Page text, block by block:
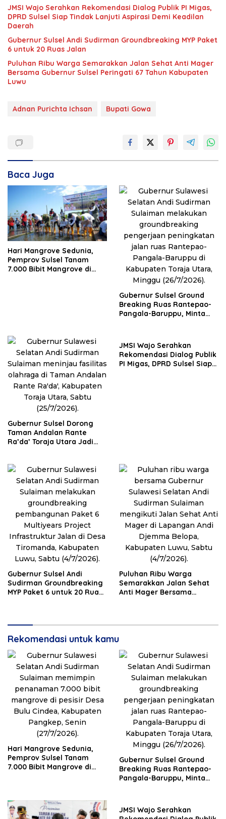
JMSI Wajo Serahkan Rekomendasi Dialog Publik PI Migas,
DPRD Sulsel Siap Tindak Lanjuti Aspirasi Demi Keadilan
Daerah
Gubernur Sulsel Andi Sudirman Groundbreaking MYP Paket
6 untuk 20 Ruas Jalan
Puluhan Ribu Warga Semarakkan Jalan Sehat Anti Mager
Bersama Gubernur Sulsel Peringati 67 Tahun Kabupaten
Luwu
Adnan Purichta Ichsan Bupati Gowa
Baca Juga
Hari Mangrove Sedunia,
Pemprov Sulsel Tanam
7.000 Bibit Mangrove di
Gubernur Sulsel Ground
Breaking Ruas Rantepao-
Pangala-Baruppu, Minta
Gubernur Sulsel Dorong
Taman Andalan Rante
Ra’da’ Toraja Utara Jadi
JMSI Wajo Serahkan
Rekomendasi Dialog Publik
PI Migas, DPRD Sulsel Siap
Gubernur Sulsel Andi
Sudirman Groundbreaking
MYP Paket 6 untuk 20 Ruas
Puluhan Ribu Warga
Semarakkan Jalan Sehat
Anti Mager Bersama
Rekomendasi untuk kamu
Hari Mangrove Sedunia,
Pemprov Sulsel Tanam
7.000 Bibit Mangrove di
Gubernur Sulsel Ground
Breaking Ruas Rantepao-
Pangala-Baruppu, Minta
JMSI Wajo Serahkan